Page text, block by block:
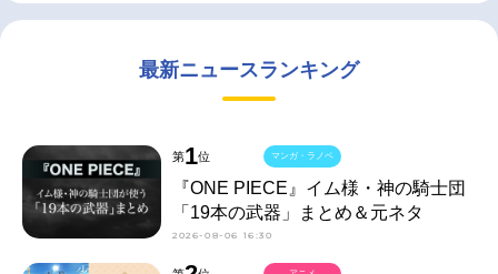
最新ニュースランキング
第1位
『ONE PIECE』イム様・神の騎士団
「19本の武器」まとめ＆元ネタ
2026-08-06 16:30
マンガ・ラノベ